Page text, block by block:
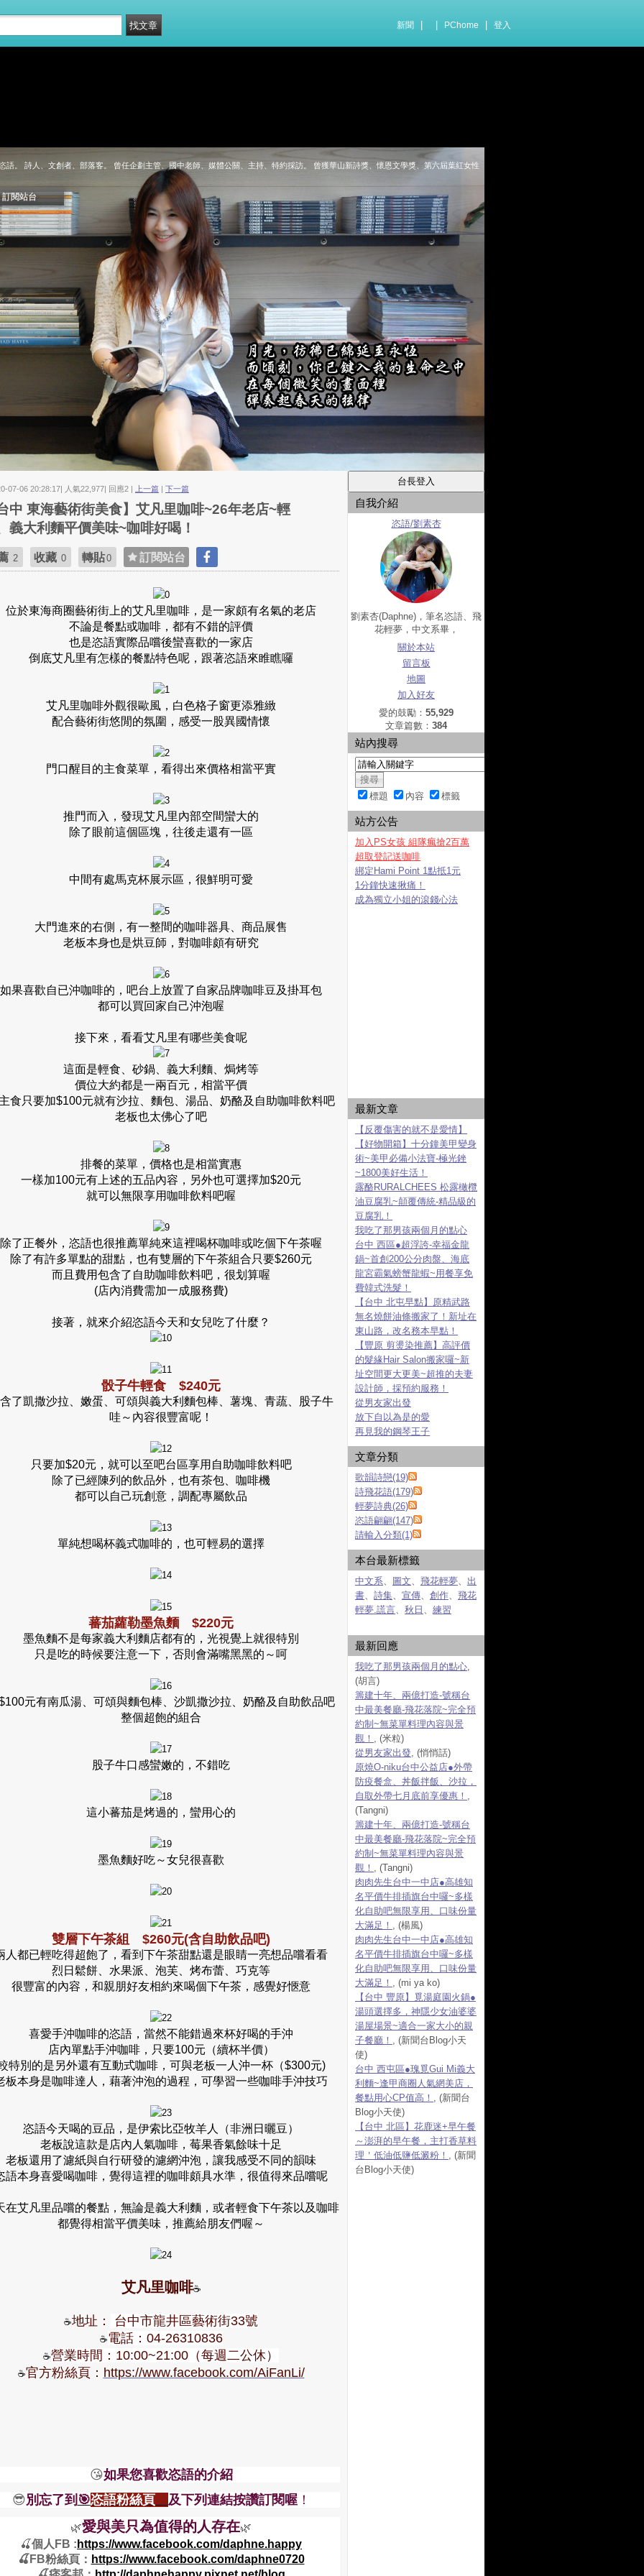
新聞 PChome 登入
語。 詩人、文創者、部落客。 曾任企劃主管、國中老師、媒體公關、主持、特約採訪。 曾獲華山新詩獎、懷恩文學獎、第六屆葉紅女性
訂閱站台
07-06 20:28:17| 人氣22,977| 回應2 | 上一篇 | 下一篇
中 東海藝術街美食】艾凡里咖啡~26年老店~輕
義大利麵平價美味~咖啡好喝！
2 收藏 0 轉貼0 訂閱站台
位於東海商圈藝術街上的艾凡里咖啡，是一家頗有名氣的老店
不論是餐點或咖啡，都有不錯的評價
也是恣語實際品嚐後蠻喜歡的一家店
倒底艾凡里有怎樣的餐點特色呢，跟著恣語來睢瞧囉
艾凡里咖啡外觀很歐風，白色格子窗更添雅緻
配合藝術街悠閒的氛圍，感受一股異國情懷
門口醒目的主食菜單，看得出來價格相當平實
推門而入，發現艾凡里內部空間蠻大的
除了眼前這個區塊，往後走還有一區
中間有處馬克杯展示區，很鮮明可愛
大門進來的右側，有一整間的咖啡器具、商品展售
老板本身也是烘豆師，對咖啡頗有研究
如果喜歡自已沖咖啡的，吧台上放置了自家品牌咖啡豆及掛耳包
都可以買回家自己沖泡喔
接下來，看看艾凡里有哪些美食呢
這面是輕食、砂鍋、義大利麵、焗烤等
價位大約都是一兩百元，相當平價
食只要加$100元就有沙拉、麵包、湯品、奶酪及自助咖啡飲料吧
老板也太佛心了吧
排餐的菜單，價格也是相當實惠
一樣加100元有上述的五品內容，另外也可選擇加$20元
就可以無限享用咖啡飲料吧喔
除了正餐外，恣語也很推薦單純來這裡喝杯咖啡或吃個下午茶喔
除了有許多單點的甜點，也有雙層的下午茶組合只要$260元
而且費用包含了自助咖啡飲料吧，很划算喔
(店內消費需加一成服務費)
接著，就來介紹恣語今天和女兒吃了什麼？
骰子牛輕食 $240元
了凱撒沙拉、嫩蛋、可頌與義大利麵包棒、薯塊、青蔬、股子牛
哇～內容很豐富呢！
只要加$20元，就可以至吧台區享用自助咖啡飲料吧
除了已經陳列的飲品外，也有茶包、咖啡機
都可以自己玩創意，調配專屬飲品
單純想喝杯義式咖啡的，也可輕易的選擇
蕃茄蘿勒墨魚麵 $220元
墨魚麵不是每家義大利麵店都有的，光視覺上就很特別
只是吃的時候要注意一下，否則會滿嘴黑黑的～呵
元有南瓜湯、可頌與麵包棒、沙凱撒沙拉、奶酪及自助飲品吧
整個超飽的組合
股子牛口感蠻嫩的，不錯吃
這小蕃茄是烤過的，蠻用心的
墨魚麵好吃～女兒很喜歡
雙層下午茶組 $260元(含自助飲品吧)
人都已輕吃得超飽了，看到下午茶甜點還是眼睛一亮想品嚐看看
烈日鬆餅、水果派、泡芙、烤布蕾、巧克等
很豐富的內容，和親朋好友相約來喝個下午茶，感覺好愜意
喜愛手沖咖啡的恣語，當然不能錯過來杯好喝的手沖
店內單點手沖咖啡，只要100元（續杯半價）
特別的是另外還有互動式咖啡，可與老板一人沖一杯（$300元)
板本身是咖啡達人，藉著沖泡的過程，可學習一些咖啡手沖技巧
恣語今天喝的豆品，是伊索比亞牧羊人（非洲日曬豆）
老板說這款是店內人氣咖啡，莓果香氣餘味十足
老板還用了濾紙與自行研發的濾網沖泡，讓我感受不同的韻味
語本身喜愛喝咖啡，覺得這裡的咖啡頗具水準，很值得來品嚐呢
在艾凡里品嚐的餐點，無論是義大利麵，或者輕食下午茶以及咖啡
都覺得相當平價美味，推薦給朋友們喔～
艾凡里咖啡☕
☕地址： 台中市龍井區藝術街33號
☕電話：04-26310836
☕營業時間：10:00~21:00（每週二公休）
☕官方粉絲頁： https://www.facebook.com/AiFanLi/
😘如果您喜歡恣語的介紹
😎別忘了到 🎯恣語粉絲頁 及下列連結按讚訂閱喔！
🌿愛與美只為值得的人存在🌿
🍒個人FB : https://www.facebook.com/daphne.happy
🍒FB粉絲頁： https://www.facebook.com/daphne0720
自我介紹
恣語/劉素杏
劉素杏(Daphne)，筆名恣語、飛
花輕夢，中文系畢，
關於本站
留言板
地圖
加入好友
愛的鼓勵： 55,929
文章篇數： 384
站內搜尋
標題 內容 標籤
站方公告
加入PS女孩 組隊瘋搶2百萬
超取登記送咖啡
綁定Hami Point 1點抵1元
1分鐘快速揪痛！
成為獨立小姐的滾錢心法
最新文章
【反覆傷害的就不是愛情】
【好物開箱】十分鐘美甲變身
術~美甲必備小法寶-極光銼
~1800美好生活！
露酪RURALCHEES 松露橄欖
油豆腐乳~顛覆傳統-精品級的
豆腐乳！
我吃了那男孩兩個月的點心
台中 西區●超浮誇-幸福金龍
鍋~首創200公分肉盤、海底
龍宮霸氣螃蟹龍蝦~用餐享免
費韓式洗髮！
【台中 北屯早點】原精武路
無名燒餅油條搬家了！新址在
東山路，改名務本早點！
【豐原 剪燙染推薦】高評價
的髮緣Hair Salon搬家囉~新
址空間更大更美~超推的夫妻
設計師，採預約服務！
從男友家出發
放下自以為是的愛
再見我的鋼琴王子
文章分類
歌韻詩戀(19)
詩飛花語(179)
輕夢詩典(26)
恣語翩翩(147)
請輸入分類(1)
本台最新標籤
中文系、 圖文、 飛花輕夢、 出
書、 詩集、 宣傳、 創作、 飛花
輕夢.謊言、 秋日 、 練習
最新回應
我吃了那男孩兩個月的點心,
(胡言)
籌建十年、兩億打造-號稱台
中最美餐廳-飛花落院~完全預
約制~無菜單料理內容與景
觀！ , (米粒)
從男友家出發, (悄悄話)
原燒O-niku台中公益店●外帶
防疫餐盒、丼飯拌飯、沙拉，
自取外帶七月底前享優惠！ ,
(Tangni)
籌建十年、兩億打造-號稱台
中最美餐廳-飛花落院~完全預
約制~無菜單料理內容與景
觀！ , (Tangni)
肉肉先生台中一中店●高雄知
名平價牛排插旗台中囉~多樣
化自助吧無限享用、口味份量
大滿足！ , (楊風)
肉肉先生台中一中店●高雄知
名平價牛排插旗台中囉~多樣
化自助吧無限享用、口味份量
大滿足！ , (mi ya ko)
【台中 豐原】覓湯庭園火鍋●
湯頭選擇多，神隱少女油婆婆
湯屋場景~適合一家大小的親
子餐廳！ , (新聞台Blog小天
使)
台中 西屯區●瑰覓Gui Mi義大
利麵~逢甲商圈人氣網美店，
餐點用心CP值高！ , (新聞台
Blog小天使)
【台中 北區】花鹿迷+早午餐
～澎湃的早午餐，主打香草料
理＇低油低鹽低澱粉！ , (新聞
台Blog小天使)